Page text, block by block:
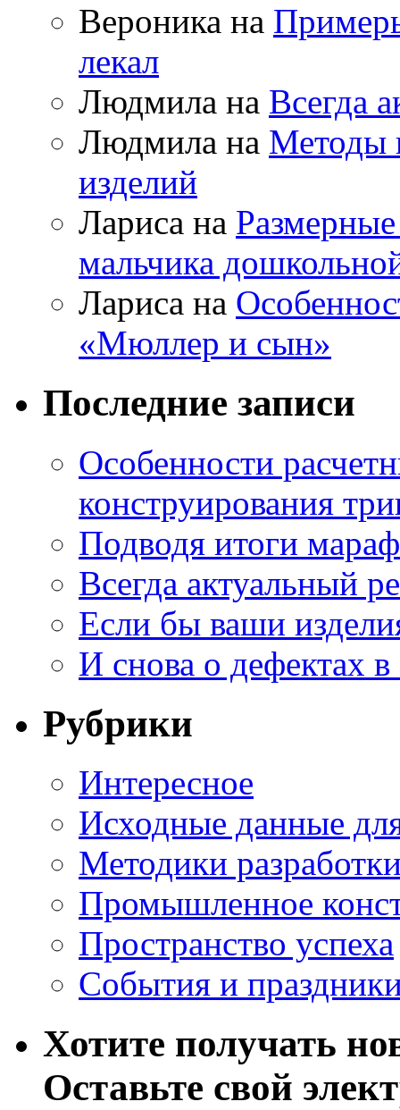
Вероника на
лекал
Людмила на Всегда
Людмила на Методы
изделий
Лариса на
мальчика
Лариса на
«Мюллер и сын»
Последние записи
Особенности
конструирования
Подводя итоги
Всегда актуальный
Если бы ваши
И снова о дефектах
Рубрики
Интересное
Исходные данные
Методики
Промышленное
Пространство успеха
События и
Хотите получать
Оставьте свой